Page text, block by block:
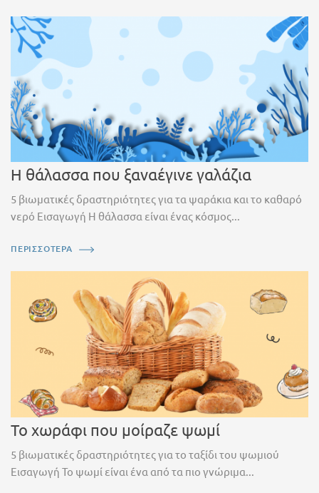
Η θάλασσα που ξαναέγινε γαλάζια
5 βιωματικές δραστηριότητες για τα ψαράκια και το καθαρό
νερό Εισαγωγή Η θάλασσα είναι ένας κόσμος...
ΠΕΡΙΣΣΟΤΕΡΑ
Το χωράφι που μοίραζε ψωμί
5 βιωματικές δραστηριότητες για το ταξίδι του ψωμιού
Εισαγωγή Το ψωμί είναι ένα από τα πιο γνώριμα...